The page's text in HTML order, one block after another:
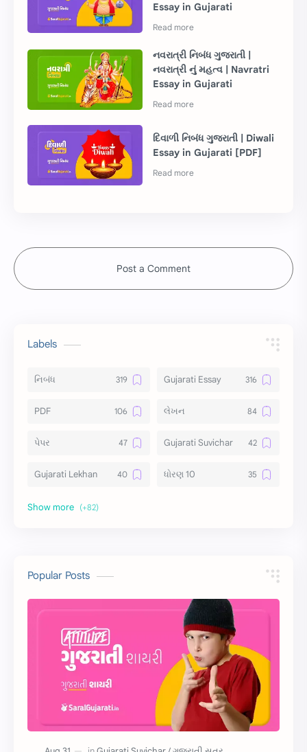
Essay in Gujarati
નવરાત્રી નિબંધ ગુજરાતી |
નવરાત્રી નું મહત્વ | Navratri
Essay in Gujarati
દિવાળી નિબંધ ગુજરાતી | Diwali
Essay in Gujarati [PDF]
Post a Comment
Labels
નિબંધ Gujarati Essay
PDF લેખન
પેપર Gujarati Suvichar
Gujarati Lekhan ધોરણ 10
અર્થ વિસ્તાર
10 વાક્યો
સુવિચાર Gujarati Vyakaran
આરતી
અહેવાલ લેખન શુભેચ્છા સંદેશ
ગુજરાતી શબ્દો
ધોરણ 5 માહિતી
Popular Posts